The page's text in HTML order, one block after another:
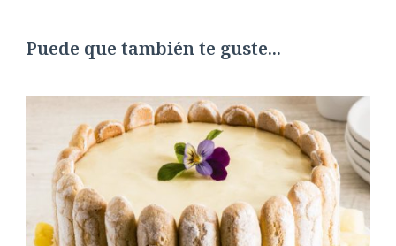
Puede que también te guste...